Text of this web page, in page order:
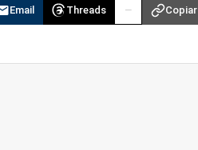
Email Threads Copiar